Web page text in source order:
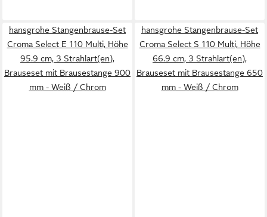
hansgrohe Stangenbrause-Set
Croma Select E 110 Multi, Höhe
95.9 cm, 3 Strahlart(en),
Brauseset mit Brausestange 900
mm - Weiß / Chrom
hansgrohe Stangenbrause-Set
Croma Select S 110 Multi, Höhe
66.9 cm, 3 Strahlart(en),
Brauseset mit Brausestange 650
mm - Weiß / Chrom